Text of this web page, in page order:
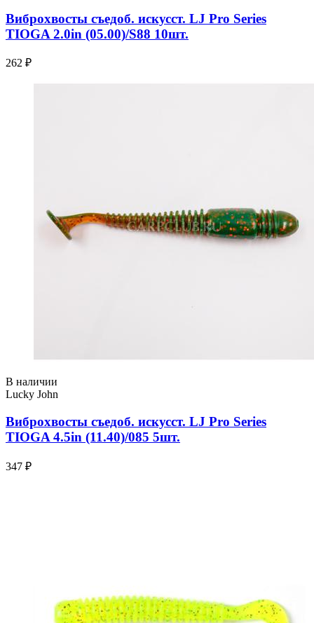
Виброхвосты съедоб. искусст. LJ Pro Series
TIOGA 2.0in (05.00)/S88 10шт.
262 ₽
В наличии
Lucky John
Виброхвосты съедоб. искусст. LJ Pro Series
TIOGA 4.5in (11.40)/085 5шт.
347 ₽